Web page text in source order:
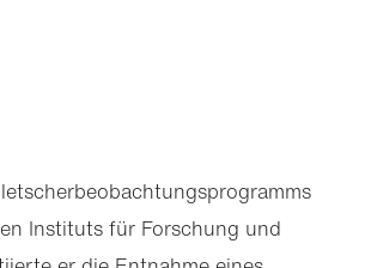
Instituts für Forschung und